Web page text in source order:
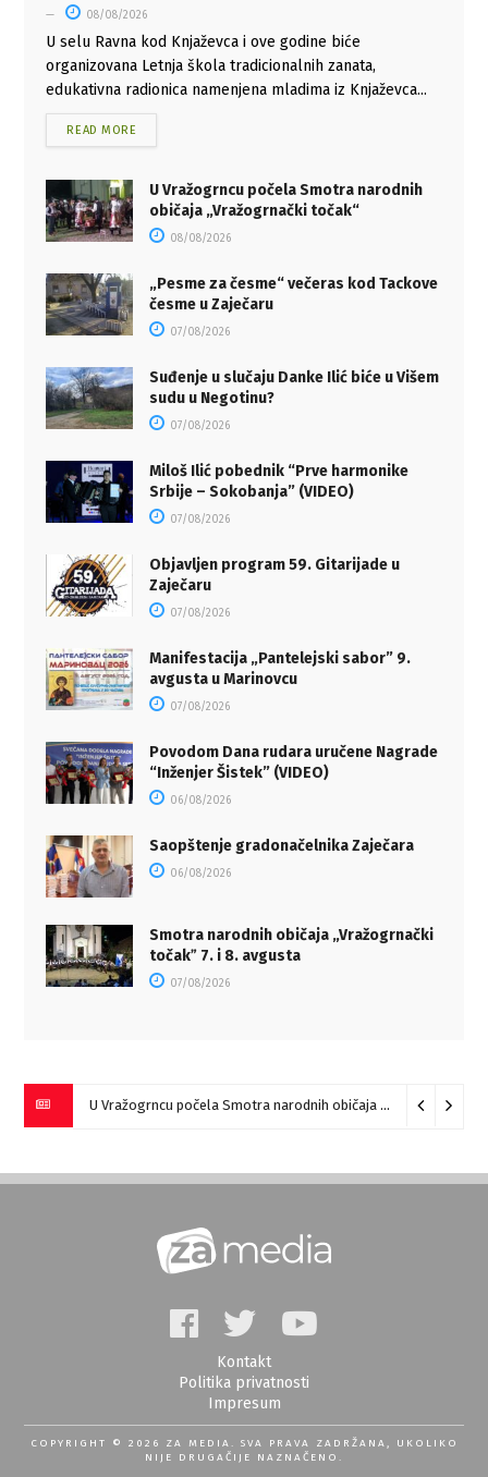
08/08/2026
U selu Ravna kod Knjaževca i ove godine biće
organizovana Letnja škola tradicionalnih zanata,
edukativna radionica namenjena mladima iz Knjaževca...
READ MORE
U Vražogrncu počela Smotra narodnih
običaja „Vražogrnački točak“
08/08/2026
„Pesme za česme“ večeras kod Tackove
česme u Zaječaru
07/08/2026
Suđenje u slučaju Danke Ilić biće u Višem
sudu u Negotinu?
07/08/2026
Miloš Ilić pobednik “Prve harmonike
Srbije – Sokobanja” (VIDEO)
07/08/2026
Objavljen program 59. Gitarijade u
Zaječaru
07/08/2026
Manifestacija „Pantelejski sabor” 9.
avgusta u Marinovcu
07/08/2026
Povodom Dana rudara uručene Nagrade
“Inženjer Šistek” (VIDEO)
06/08/2026
Saopštenje gradonačelnika Zaječara
06/08/2026
Smotra narodnih običaja „Vražogrnački
točakˮ 7. i 8. avgusta
07/08/2026
U Vražogrncu počela Smotra narodnih običaja „Vražogrnački točak“
Kontakt
Politika privatnosti
Impresum
COPYRIGHT © 2026 ZA MEDIA. SVA PRAVA ZADRŽANA, UKOLIKO
NIJE DRUGAČIJE NAZNAČENO.